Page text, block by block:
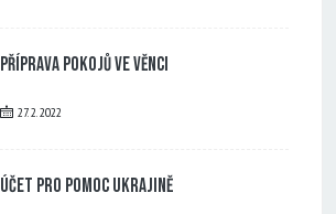
Příprava pokojů ve Věnci
27. 2. 2022
Účet pro pomoc Ukrajině